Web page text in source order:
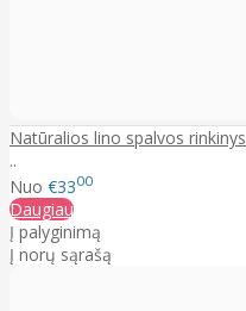
Natūralios lino spalvos rinkinys
..
Nuo €3300
Daugiau
Į palyginimą
Į norų sąrašą